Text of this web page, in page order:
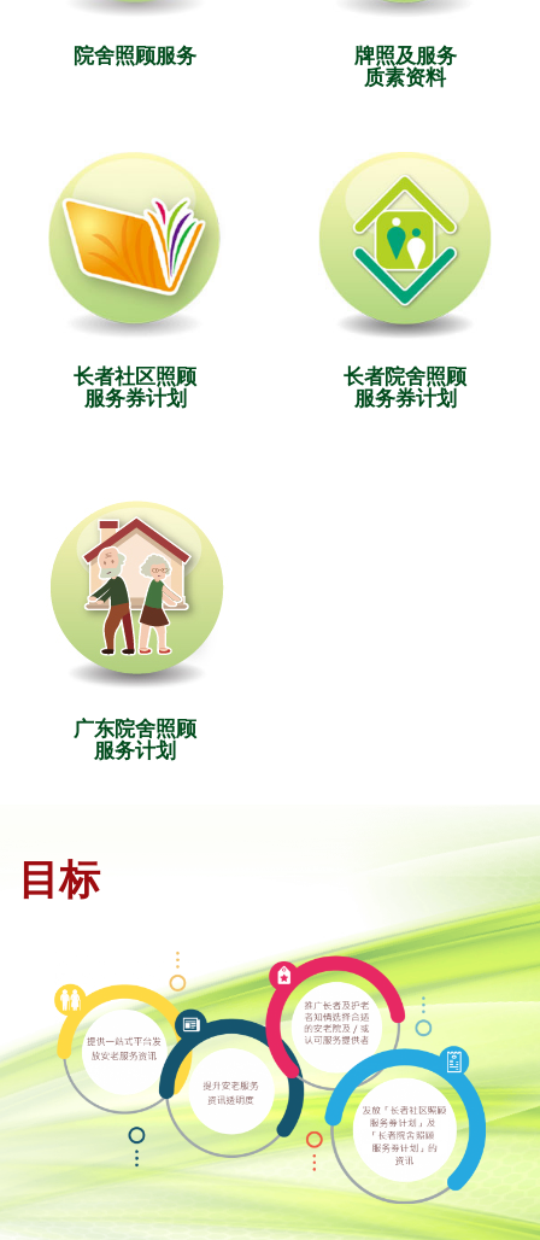
院舍照顾服务
牌照及服务
质素资料
长者社区照顾
服务券计划
长者院舍照顾
服务券计划
广东院舍照顾
服务计划
目标